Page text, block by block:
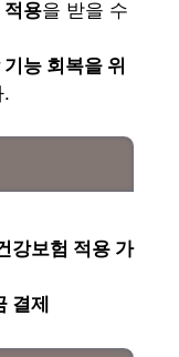
적용을 받을 수
능 회복을 위
.
강보험 적용 가
결제